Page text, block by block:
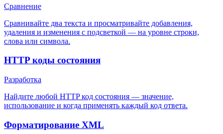
Сравнение
Сравнивайте два текста и просматривайте добавления,
удаления и изменения с подсветкой — на уровне строки,
слова или символа.
HTTP коды состояния
Разработка
Найдите любой HTTP код состояния — значение,
использование и когда применять каждый код ответа.
Форматирование XML